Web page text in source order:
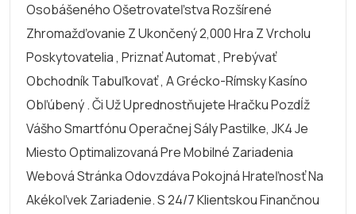
Osobášeného Ošetrovateľstva Rozšírené
Zhromažďovanie Z Ukončený 2,000 Hra Z Vrcholu
Poskytovatelia , Priznať Automat , Prebývať
Obchodník Tabuľkovať , A Grécko-Rímsky Kasíno
Obľúbený . Či Už Uprednostňujete Hračku Pozdĺž
Vášho Smartfónu Operačnej Sály Pastilke, JK4 Je
Miesto Optimalizovaná Pre Mobilné Zariadenia
Webová Stránka Odovzdáva Pokojná Hrateľnosť Na
Akékoľvek Zariadenie. S 24/7 Klientskou Finančnou